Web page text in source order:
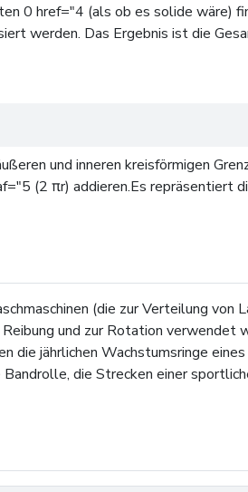
0 href="4 (als ob es solide wäre)
werden. Das Ergebnis ist die
und inneren kreisförmigen
(2 πr) addieren.Es repräsentiert
(die zur Verteilung
und zur Rotation verwendet
die jährlichen Wachstumsringe
die Strecken einer